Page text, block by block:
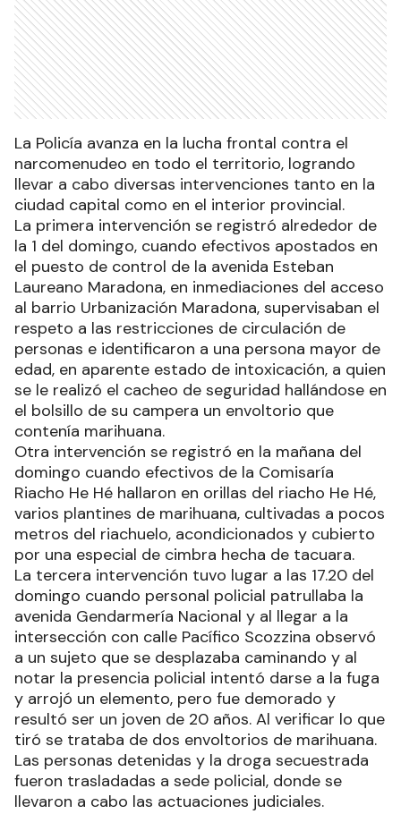
La Policía avanza en la lucha frontal contra el
narcomenudeo en todo el territorio, logrando
llevar a cabo diversas intervenciones tanto en la
ciudad capital como en el interior provincial.
La primera intervención se registró alrededor de
la 1 del domingo, cuando efectivos apostados en
el puesto de control de la avenida Esteban
Laureano Maradona, en inmediaciones del acceso
al barrio Urbanización Maradona, supervisaban el
respeto a las restricciones de circulación de
personas e identificaron a una persona mayor de
edad, en aparente estado de intoxicación, a quien
se le realizó el cacheo de seguridad hallándose en
el bolsillo de su campera un envoltorio que
contenía marihuana.
Otra intervención se registró en la mañana del
domingo cuando efectivos de la Comisaría
Riacho He Hé hallaron en orillas del riacho He Hé,
varios plantines de marihuana, cultivadas a pocos
metros del riachuelo, acondicionados y cubierto
por una especial de cimbra hecha de tacuara.
La tercera intervención tuvo lugar a las 17.20 del
domingo cuando personal policial patrullaba la
avenida Gendarmería Nacional y al llegar a la
intersección con calle Pacífico Scozzina observó
a un sujeto que se desplazaba caminando y al
notar la presencia policial intentó darse a la fuga
y arrojó un elemento, pero fue demorado y
resultó ser un joven de 20 años. Al verificar lo que
tiró se trataba de dos envoltorios de marihuana.
Las personas detenidas y la droga secuestrada
fueron trasladadas a sede policial, donde se
llevaron a cabo las actuaciones judiciales.